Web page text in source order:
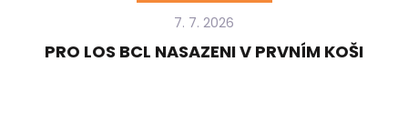
7. 7. 2026
PRO LOS BCL NASAZENI V PRVNÍM KOŠI